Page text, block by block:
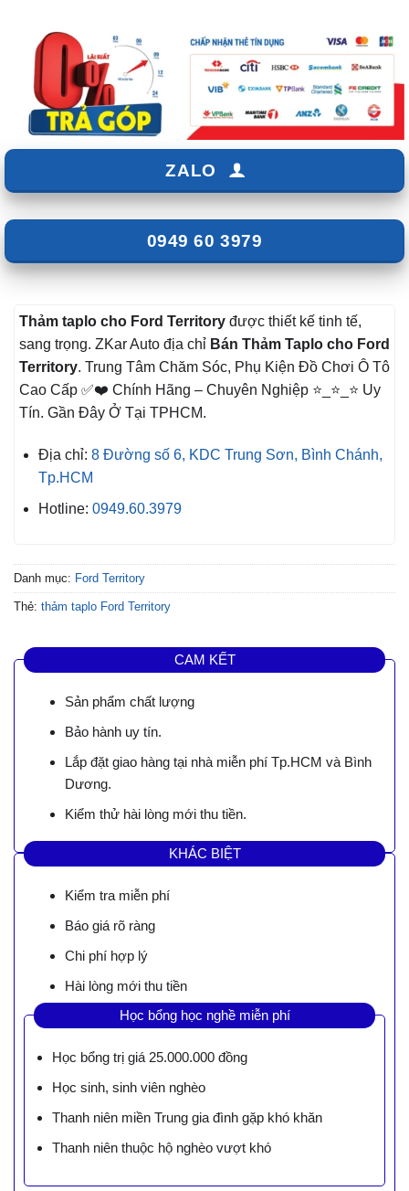
ZALO
0949 60 3979
Thảm taplo cho Ford Territory được thiết kế tinh tế,
sang trọng. ZKar Auto địa chỉ Bán Thảm Taplo cho Ford
Territory. Trung Tâm Chăm Sóc, Phụ Kiện Đồ Chơi Ô Tô
Cao Cấp ✅❤️ Chính Hãng – Chuyên Nghiệp ⭐_⭐_⭐ Uy
Tín. Gần Đây Ở Tại TPHCM.
Địa chỉ: 8 Đường số 6, KDC Trung Sơn, Bình Chánh,
Tp.HCM
Hotline: 0949.60.3979
Danh mục: Ford Territory
Thẻ: thảm taplo Ford Territory
CAM KẾT
Sản phẩm chất lượng
Bảo hành uy tín.
Lắp đặt giao hàng tại nhà miễn phí Tp.HCM và Bình
Dương.
Kiểm thử hài lòng mới thu tiền.
KHÁC BIỆT
Kiểm tra miễn phí
Báo giá rõ ràng
Chi phí hợp lý
Hài lòng mới thu tiền
Học bổng học nghề miễn phí
Học bổng trị giá 25.000.000 đồng
Học sinh, sinh viên nghèo
Thanh niên miền Trung gia đình gặp khó khăn
Thanh niên thuộc hộ nghèo vượt khó